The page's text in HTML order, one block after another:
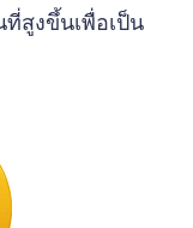
สูงขึ้นเพื่อเป็น